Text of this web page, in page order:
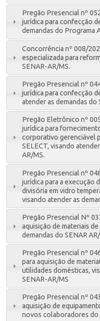
Pregão Presencial nº
jurídica para confecção
demandas do Programa
Concorrência nº 008/
especializada para
SENAR-AR/MS.
Pregão Presencial nº
jurídica para confecção
atender as demandas do
Pregão Eletrônico nº
jurídica para
corporativo gerenciável
SELECT, visando
AR/MS.
Pregão Presencial nº
jurídica para a execução
divisória em vidro
visando atender as
Pregão Presencial Nº
aquisição de materiais
demandas do SENAR
Pregão Presencial nº
para aquisição de
utilidades domésticas,
SENAR-AR/MS
Pregão Presencial nº
aquisição de
novos colaboradores do